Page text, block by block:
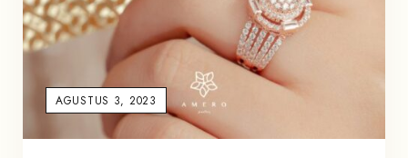
AGUSTUS 3, 2023